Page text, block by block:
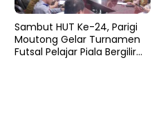
Sambut HUT Ke-24, Parigi
Moutong Gelar Turnamen
Futsal Pelajar Piala Bergilir